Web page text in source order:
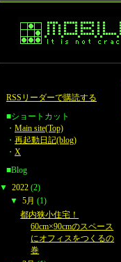
RSSリーダーで購読する
■ショートカット
・ Main site(Top)
・ 再起動日記(blog)
・ X
■Blog
▼ 2022 (2)
▼ 5月 (1)
都内狭小住宅！
60cm×90cmのスペース
にオフィスをつくるの
巻